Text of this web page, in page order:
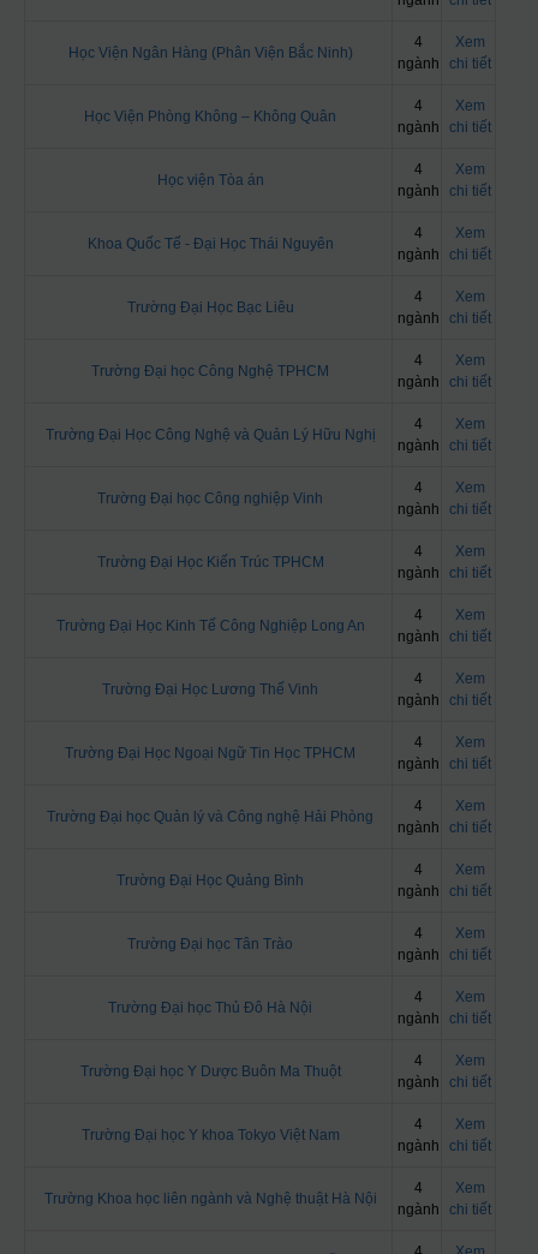
Học Viện Ngân Hàng (Phân Viện Bắc Ninh)
4
ngành
Xem
chi tiết
Học Viện Phòng Không – Không Quân
4
ngành
Xem
chi tiết
Học viện Tòa án
4
ngành
Xem
chi tiết
Khoa Quốc Tế - Đại Học Thái Nguyên
4
ngành
Xem
chi tiết
Trường Đại Học Bạc Liêu
4
ngành
Xem
chi tiết
Trường Đại học Công Nghệ TPHCM
4
ngành
Xem
chi tiết
Trường Đại Học Công Nghệ và Quản Lý Hữu Nghị
4
ngành
Xem
chi tiết
Trường Đại học Công nghiệp Vinh
4
ngành
Xem
chi tiết
Trường Đại Học Kiến Trúc TPHCM
4
ngành
Xem
chi tiết
Trường Đại Học Kinh Tế Công Nghiệp Long An
4
ngành
Xem
chi tiết
Trường Đại Học Lương Thế Vinh
4
ngành
Xem
chi tiết
Trường Đại Học Ngoại Ngữ Tin Học TPHCM
4
ngành
Xem
chi tiết
Trường Đại học Quản lý và Công nghệ Hải Phòng
4
ngành
Xem
chi tiết
Trường Đại Học Quảng Bình
4
ngành
Xem
chi tiết
Trường Đại học Tân Trào
4
ngành
Xem
chi tiết
Trường Đại học Thủ Đô Hà Nội
4
ngành
Xem
chi tiết
Trường Đại học Y Dược Buôn Ma Thuột
4
ngành
Xem
chi tiết
Trường Đại học Y khoa Tokyo Việt Nam
4
ngành
Xem
chi tiết
Trường Khoa học liên ngành và Nghệ thuật Hà Nội
4
ngành
Xem
chi tiết